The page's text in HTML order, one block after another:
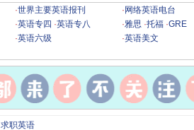
·世界主要英语报刊 · 网络英语电台
·英语专四 ·英语专八 ·雅思 ·托福 ·GRE
·英语六级 ·英语美文
求职英语